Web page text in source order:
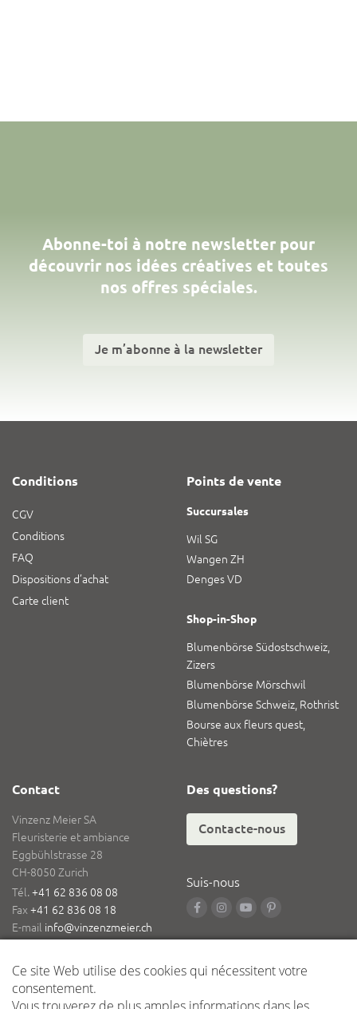
Abonne-toi à notre newsletter pour
découvrir nos idées créatives et toutes
nos offres spéciales.
Je m’abonne à la newsletter
Conditions
CGV
Conditions
FAQ
Dispositions d’achat
Carte client
Points de vente
Succursales
Wil SG
Wangen ZH
Denges VD
Shop-in-Shop
Blumenbörse Südostschweiz,
Zizers
Blumenbörse Mörschwil
Blumenbörse Schweiz, Rothrist
Bourse aux fleurs quest,
Chiètres
Contact
Vinzenz Meier SA
Fleuristerie et ambiance
Eggbühlstrasse 28
CH-8050 Zurich
Tél.+41 62 836 08 08
Fax +41 62 836 08 18
E-mail info@vinzenzmeier.ch
Logistique
Dépôt central Kleindöttingen
Des questions?
Contacte-nous
Suis-nous